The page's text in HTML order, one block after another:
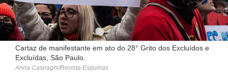
Cartaz de manifestante em ato do 28° Grito dos Excluídos e
Excluídas, São Paulo.
Anna Casiraghi/Revista Esquinas